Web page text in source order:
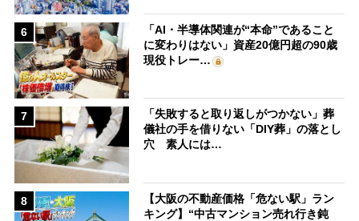
6
「AI・半導体関連が“本命”であること
に変わりはない」資産20億円超の90歳
現役トレー…
7
「失敗すると取り返しがつかない」葬
儀社の手を借りない「DIY葬」の落とし
穴 素人には…
8
【大阪の不動産価格「危ない駅」ラン
キング】“中古マンション売れ行き鈍